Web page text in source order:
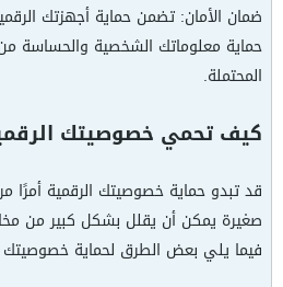
ضمان الأمان: تضمن حماية أجهزتك
حماية معلوماتك الشخصية والحساسة من
المحتملة.
كيف تحمي خصوصيتك
قد تبدو حماية خصوصيتك الرقمية أمرًا
صغيرة يمكن أن يقلل بشكل كبير من
فيما يلي بعض الطرق لحماية خصوصيتك